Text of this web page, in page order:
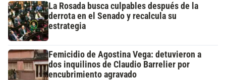
La Rosada busca culpables después de la
derrota en el Senado y recalcula su
estrategia
Femicidio de Agostina Vega: detuvieron a
dos inquilinos de Claudio Barrelier por
encubrimiento agravado